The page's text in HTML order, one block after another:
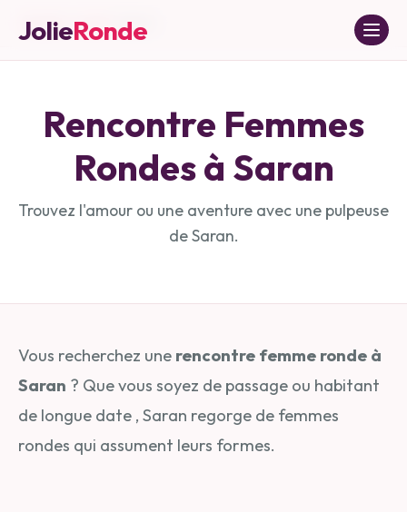
JolieRonde
Accueil Loiret Saran
Rencontre Femmes
Rondes à Saran
Trouvez l'amour ou une aventure avec une pulpeuse
deSaran.
Vous recherchez une rencontre femme ronde à
Saran ? Que vous soyez de passage ou habitant
de longue date , Saran regorge de femmes
rondes qui assument leurs formes.